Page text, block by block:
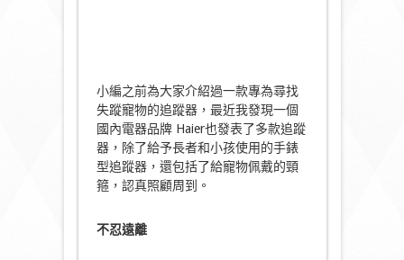
小編之前為大家介紹過一款專為尋找
失蹤寵物的追蹤器，最近我發現一個
國內電器品牌 Haier也發表了多款追蹤
器，除了給予長者和小孩使用的手錶
型追蹤器，還包括了給寵物佩戴的頸
箍，認真照顧周到。
不忍遠離